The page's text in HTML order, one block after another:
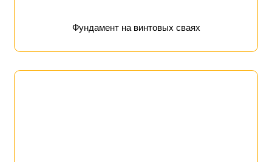
Фундамент на винтовых сваях